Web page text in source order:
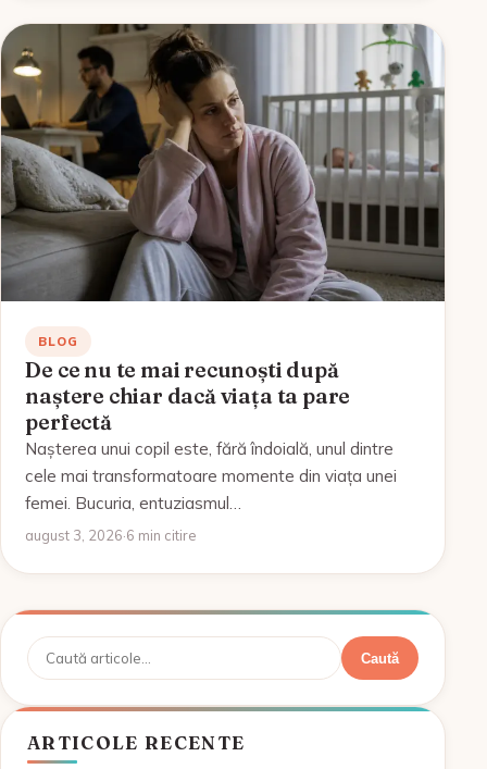
BLOG
De ce nu te mai recunoști după
naștere chiar dacă viața ta pare
perfectă
Nașterea unui copil este, fără îndoială, unul dintre
cele mai transformatoare momente din viața unei
femei. Bucuria, entuziasmul…
august 3, 2026·6 min citire
Caută Caută
ARTICOLE RECENTE